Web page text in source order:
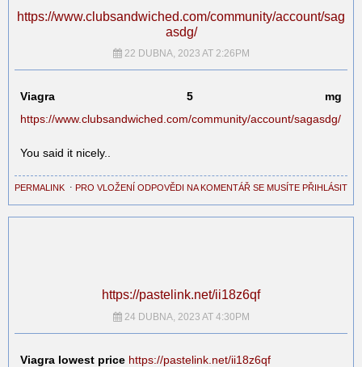
https://www.clubsandwiched.com/community/account/sag
asdg/
22 DUBNA, 2023 AT 2:26PM
Viagra 5 mg
https://www.clubsandwiched.com/community/account/sagasdg/
You said it nicely..
PERMALINK ⋅ PRO VLOŽENÍ ODPOVĚDI NA KOMENTÁŘ SE MUSÍTE PŘIHLÁSIT
https://pastelink.net/ii18z6qf
24 DUBNA, 2023 AT 4:30PM
Viagra lowest price https://pastelink.net/ii18z6qf